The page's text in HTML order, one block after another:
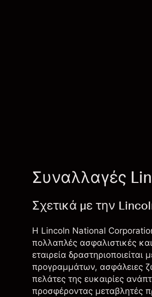
Συναλλαγές
Σχετικά με την
Η Lincoln National Corporation
πολλαπλές ασφαλιστικές
εταιρεία
προγραμμάτων, ασφάλειες
πελάτες της ευκαιρίες
προσφέροντας μεταβλητές